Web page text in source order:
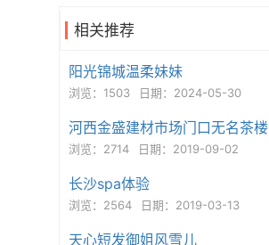
相关推荐
阳光锦城温柔妹妹
浏览：1503 日期：2024-05-30
河西金盛建材市场门口无名茶楼
浏览：2714 日期：2019-09-02
长沙spa体验
浏览：2564 日期：2019-03-13
天心短发御姐风雪儿